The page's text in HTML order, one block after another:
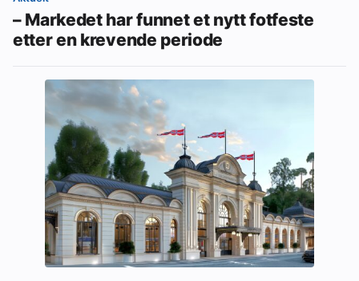
– Markedet har funnet et nytt fotfeste
etter en krevende periode